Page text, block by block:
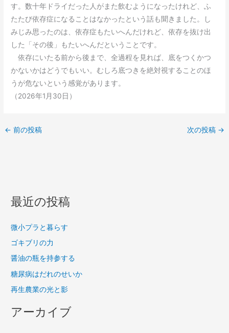
す。数十年ドライだった人がまた飲むようになったけれど、ふ
たたび依存症になることはなかったという話も聞きました。し
みじみ思ったのは、依存症もたいへんだけれど、依存を抜け出
した「その後」もたいへんだということです。
依存にいたる前から後まで、全過程を見れば、底をつくかつ
かないかはどうでもいい。むしろ底つきを絶対視することのほ
うが危ないという感覚があります。
（2026年1月30日）
← 前の投稿 次の投稿 →
最近の投稿
微小プラと暮らす
ゴキブリの力
醤油の瓶を持参する
糖尿病はだれのせいか
再生農業の光と影
アーカイブ